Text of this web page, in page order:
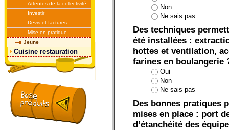
Attentes de la collectivité
Investir
Devis et factures
Mise en pratique
Jeune
Cuisine restauration
Non
Ne sais pas
Des techniques
été installées :
hottes et ventilation,
farines en boulangerie
Oui
Non
Ne sais pas
Des bonnes pratiques
mises en place : port
d’étanchéité des